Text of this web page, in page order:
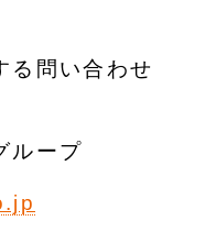
る問い合わせ
ループ